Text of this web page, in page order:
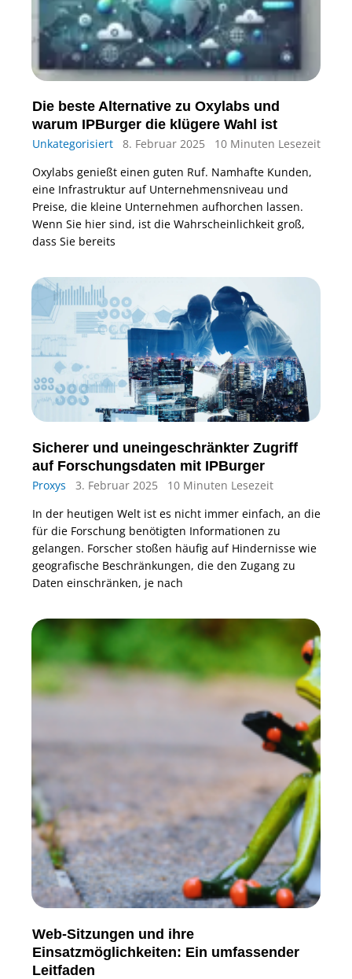
Die beste Alternative zu Oxylabs und
warum IPBurger die klügere Wahl ist
Unkategorisiert 8. Februar 2025
10 Minuten Lesezeit
Oxylabs genießt einen guten Ruf. Namhafte Kunden,
eine Infrastruktur auf Unternehmensniveau und
Preise, die kleine Unternehmen aufhorchen lassen.
Wenn Sie hier sind, ist die Wahrscheinlichkeit groß,
dass Sie bereits
Sicherer und uneingeschränkter Zugriff
auf Forschungsdaten mit IPBurger
Proxys 3. Februar 2025
10 Minuten Lesezeit
In der heutigen Welt ist es nicht immer einfach, an die
für die Forschung benötigten Informationen zu
gelangen. Forscher stoßen häufig auf Hindernisse wie
geografische Beschränkungen, die den Zugang zu
Daten einschränken, je nach
Web-Sitzungen und ihre
Einsatzmöglichkeiten: Ein umfassender
Leitfaden